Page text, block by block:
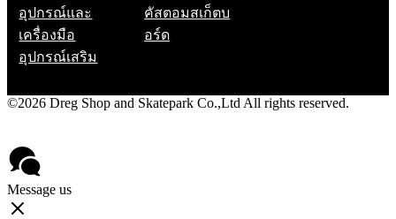
อุปกรณ์และ
เครื่องมือ
อุปกรณ์เสริม
คัสตอมสเก็ตบ
อร์ด
©2026 Dreg Shop and Skatepark Co.,Ltd All rights reserved.
Message us